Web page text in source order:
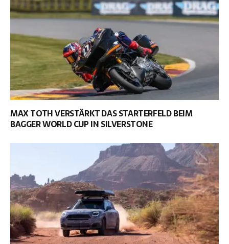
MAX TOTH VERSTÄRKT DAS STARTERFELD BEIM
BAGGER WORLD CUP IN SILVERSTONE